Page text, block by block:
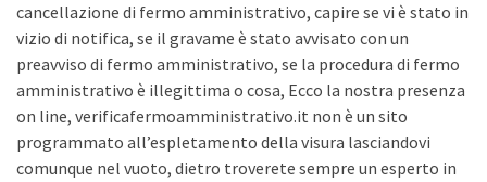
cancellazione di fermo amministrativo, capire se vi è stato in
vizio di notifica, se il gravame è stato avvisato con un
preavviso di fermo amministrativo, se la procedura di fermo
amministrativo è illegittima o cosa, Ecco la nostra presenza
on line, verificafermoamministrativo.it non è un sito
programmato all’espletamento della visura lasciandovi
comunque nel vuoto, dietro troverete sempre un esperto in